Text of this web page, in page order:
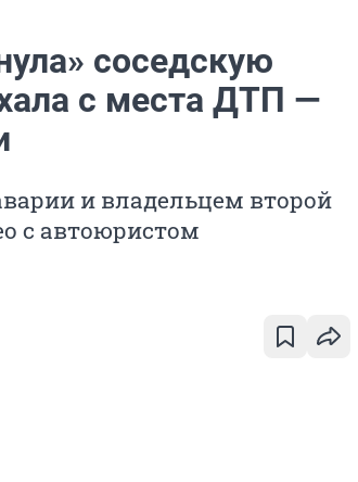
соседскую
с места ДТП —
и владельцем второй
с автоюристом